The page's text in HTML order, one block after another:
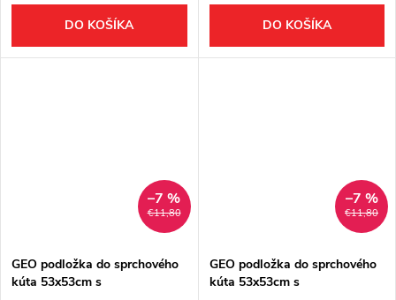
DO KOŠÍKA DO KOŠÍKA
€11,80
–7 %
GEO podložka do sprchového
kúta 53x53cm s
€11,80
–7 %
GEO podložka do sprchového
kúta 53x53cm s